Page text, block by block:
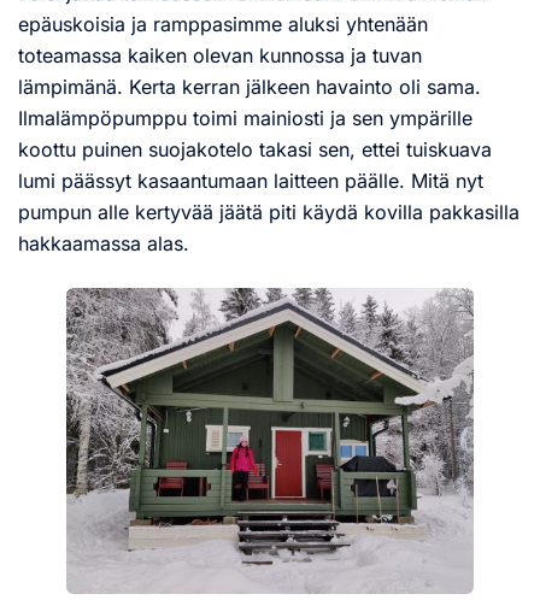
epäuskoisia ja ramppasimme aluksi yhtenään
toteamassa kaiken olevan kunnossa ja tuvan
lämpimänä. Kerta kerran jälkeen havainto oli sama.
Ilmalämpöpumppu toimi mainiosti ja sen ympärille
koottu puinen suojakotelo takasi sen, ettei tuiskuava
lumi päässyt kasaantumaan laitteen päälle. Mitä nyt
pumpun alle kertyvää jäätä piti käydä kovilla pakkasilla
hakkaamassa alas.